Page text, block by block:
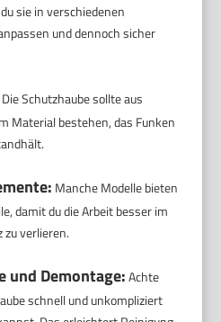
sie in verschiedenen
und dennoch sicher
Die Schutzhaube sollte aus
Material bestehen, das Funken
Manche Modelle bieten
damit du die Arbeit besser im
zu verlieren.
und Demontage:Achte
schnell und unkompliziert